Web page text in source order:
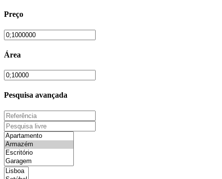
Preço
Área
Pesquisa avançada